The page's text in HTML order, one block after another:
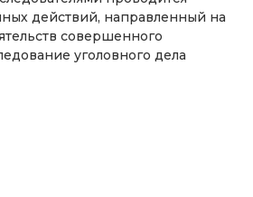
действий, направленный на
совершенного
уголовного дела